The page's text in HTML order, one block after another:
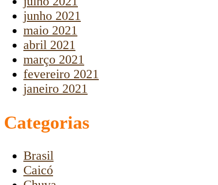
junho 2021
maio 2021
abril 2021
março 2021
fevereiro 2021
janeiro 2021
Categorias
Brasil
Caicó